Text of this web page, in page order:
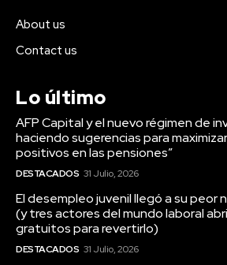
About us
Contact us
Lo último
AFP Capital y el nuevo régimen de
haciendo sugerencias para
positivos en las pensiones”
DESTACADOS 31 Julio, 2026
El desempleo juvenil llegó a su peor
(y tres actores del mundo laboral
gratuitos para revertirlo)
DESTACADOS 31 Julio, 2026